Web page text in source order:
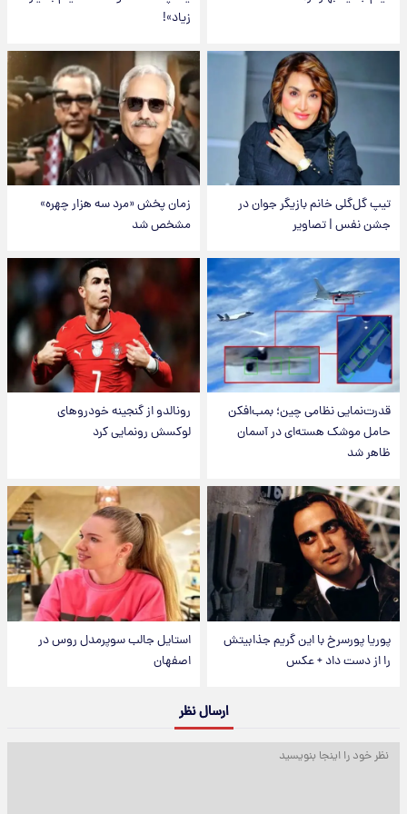
زیاد»!
تیپ گل‌گلی خانم بازیگر جوان در
جشن نفس | تصاویر
زمان پخش «مرد سه هزار چهره»
مشخص شد
قدرت‌نمایی نظامی چین؛ بمب‌افکن
حامل موشک هسته‌ای در آسمان
ظاهر شد
رونالدو از گنجینه خودروهای
لوکسش رونمایی کرد
پوریا پورسرخ با این گریم جذابیتش
را از دست داد + عکس
استایل جالب سوپرمدل روس در
اصفهان
ارسال نظر